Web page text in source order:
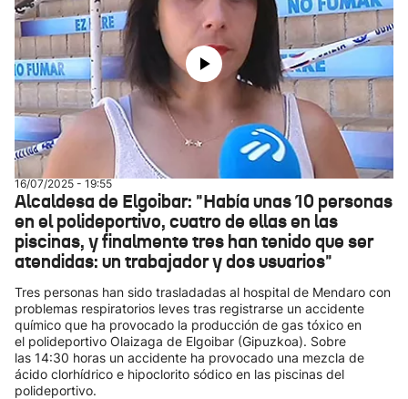
Eguraldia
16/07/2025 - 19:55
Alcaldesa de Elgoibar: "Había unas 10 personas
en el polideportivo, cuatro de ellas en las
piscinas, y finalmente tres han tenido que ser
atendidas: un trabajador y dos usuarios"
Tres personas han sido trasladadas al hospital de Mendaro con
problemas respiratorios leves tras registrarse un accidente
químico que ha provocado la producción de gas tóxico en
el polideportivo Olaizaga de Elgoibar (Gipuzkoa). Sobre
las 14:30 horas un accidente ha provocado una mezcla de
ácido clorhídrico e hipoclorito sódico en las piscinas del
polideportivo.